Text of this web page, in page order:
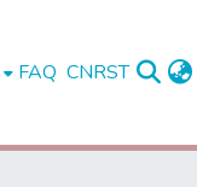
FAQ CNRST